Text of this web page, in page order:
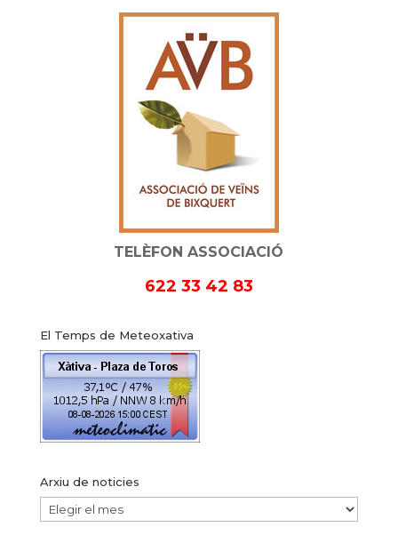
TELÈFON ASSOCIACIÓ
622 33 42 83
El Temps de Meteoxativa
Arxiu de noticies
Arxiu